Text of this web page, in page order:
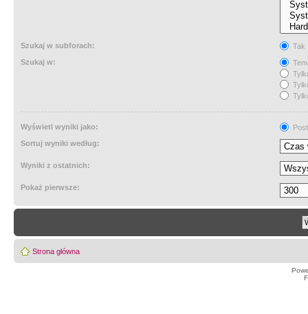
Szukaj w subforach:
Tak
Szukaj w:
Wyświetl wyniki jako:
Sortuj wyniki według:
Wyniki z ostatnich:
Pokaż pierwsze:
Strona główna